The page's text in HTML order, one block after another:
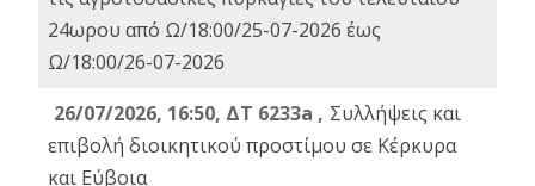
24ωρου από Ω/18:00/25-07-2026 έως
Ω/18:00/26-07-2026
26/07/2026, 16:50, ΔΤ 6233a , Συλλήψεις και
επιβολή διοικητικού προστίμου σε Κέρκυρα
και Εύβοια